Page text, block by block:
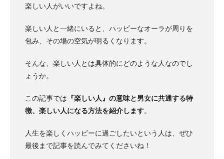
楽しい人がいいですよね。
楽しい人と一緒にいると、ハッピーなオーラが周りを
包み、その場の空気が明るくなります。
そんな、楽しい人とは具体的にどのような人なのでし
ょうか。
この記事では 『楽しい人』の意味と男女に共通する特
徴、楽しい人になる方法を紹介します。
人生を楽しくハッピーに過ごしたいという人は、ぜひ
最後まで記事を読んでみてくださいね！